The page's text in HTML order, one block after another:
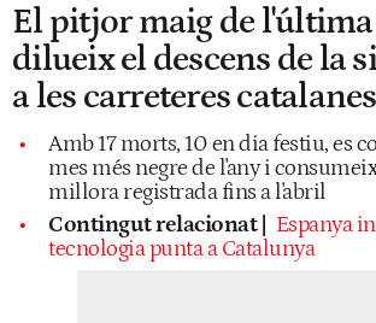
El pitjor maig de l'última
dilueix el descens de la
a les carreteres catalanes
Amb 17 morts, 10 en dia festiu, es
mes més negre de l'any i
millora registrada fins a l'abril
Contingut relacionat |
Espanya
tecnologia punta a Catalunya